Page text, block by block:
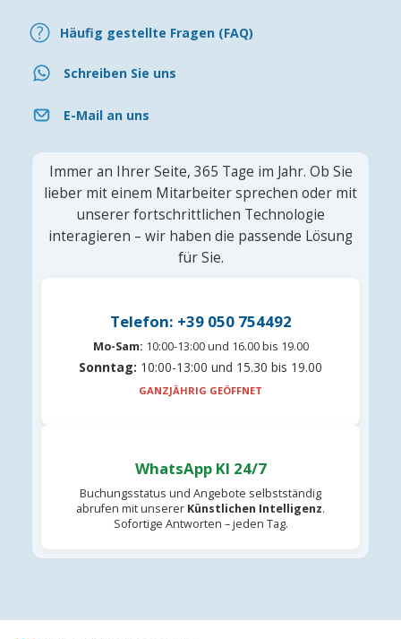
Häufig gestellte Fragen (FAQ)
Schreiben Sie uns
E-Mail an uns
Immer an Ihrer Seite, 365 Tage im Jahr. Ob Sie
lieber mit einem Mitarbeiter sprechen oder mit
unserer fortschrittlichen Technologie
interagieren – wir haben die passende Lösung
für Sie.
Telefon: +39 050 754492
Mo-Sam: 10:00-13:00 und 16.00 bis 19.00
Sonntag: 10:00-13:00 und 15.30 bis 19.00
GANZJÄHRIG GEÖFFNET
WhatsApp KI 24/7
Buchungsstatus und Angebote selbstständig
abrufen mit unserer Künstlichen Intelligenz.
Sofortige Antworten – jeden Tag.